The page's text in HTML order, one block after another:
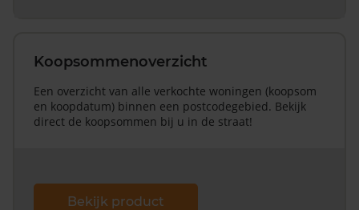
Koopsommenoverzicht
Een overzicht van alle verkochte woningen (koopsom
en koopdatum) binnen een postcodegebied. Bekijk
direct de koopsommen bij u in de straat!
Bekijk product